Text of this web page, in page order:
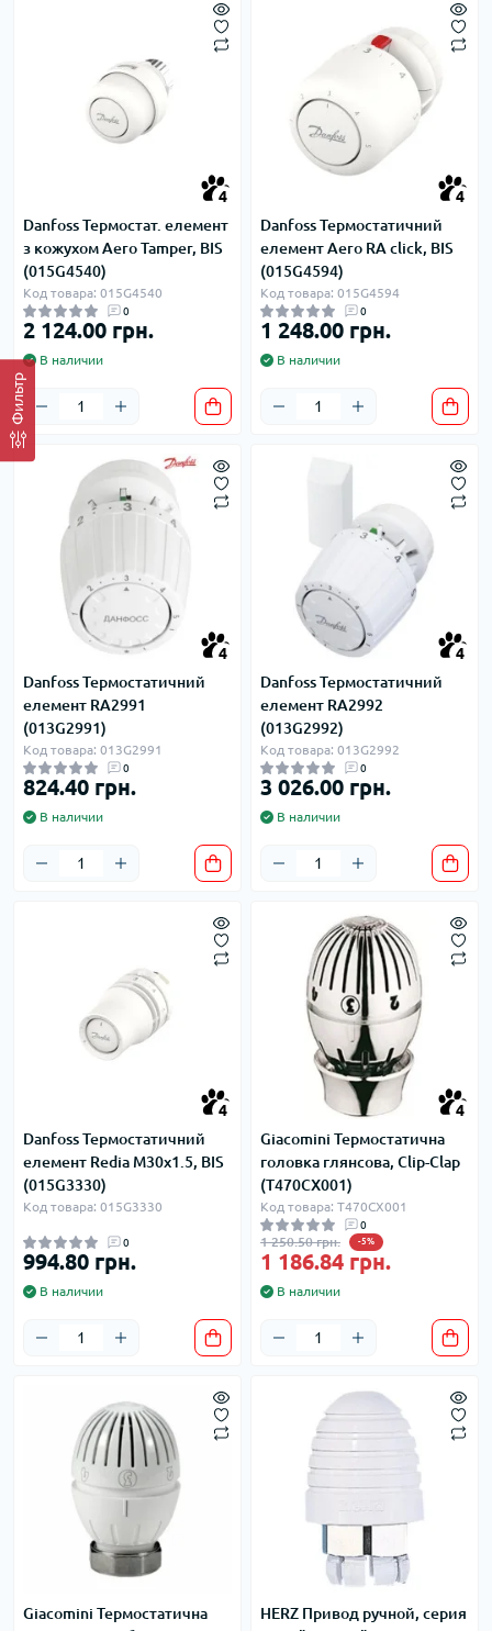
Фильтр
4
Danfoss Термостат. елемент
з кожухом Aero Tamper, BIS
(015G4540)
Код товара: 015G4540
0
2 124.00 грн.
В наличии
4
Danfoss Термостатичний
елемент Aero RA click, BIS
(015G4594)
Код товара: 015G4594
0
1 248.00 грн.
В наличии
4
Danfoss Термостатичний
елемент RA2991
(013G2991)
Код товара: 013G2991
0
824.40 грн.
В наличии
4
Danfoss Термостатичний
елемент RA2992
(013G2992)
Код товара: 013G2992
0
3 026.00 грн.
В наличии
4
Danfoss Термостатичний
елемент Redia M30x1.5, BIS
(015G3330)
Код товара: 015G3330
0
994.80 грн.
В наличии
4
Giacomini Термостатична
головка глянсова, Clip-Clap
(T470CX001)
Код товара: T470CX001
0
1 250.50 грн. -5%
1 186.84 грн.
В наличии
Giacomini Термостатична
HERZ Привод ручной, серия